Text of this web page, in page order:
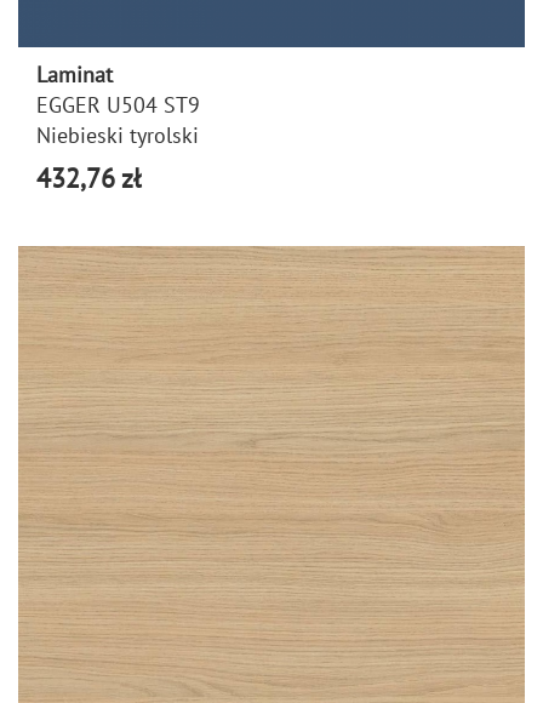
Laminat
EGGER U504 ST9
Niebieski tyrolski
432,76 zł